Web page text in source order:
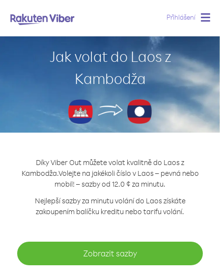
Přihlášení
Jak volat do Laos z
Kambodža
Díky Viber Out můžete volat kvalitně do Laos z
Kambodža.Volejte na jakékoli číslo v Laos – pevná nebo
mobil! – sazby od 12.0 ¢ za minutu.
Nejlepší sazby za minutu volání do Laos získáte
zakoupením balíčku kreditu nebo tarifu volání.
Zobrazit sazby